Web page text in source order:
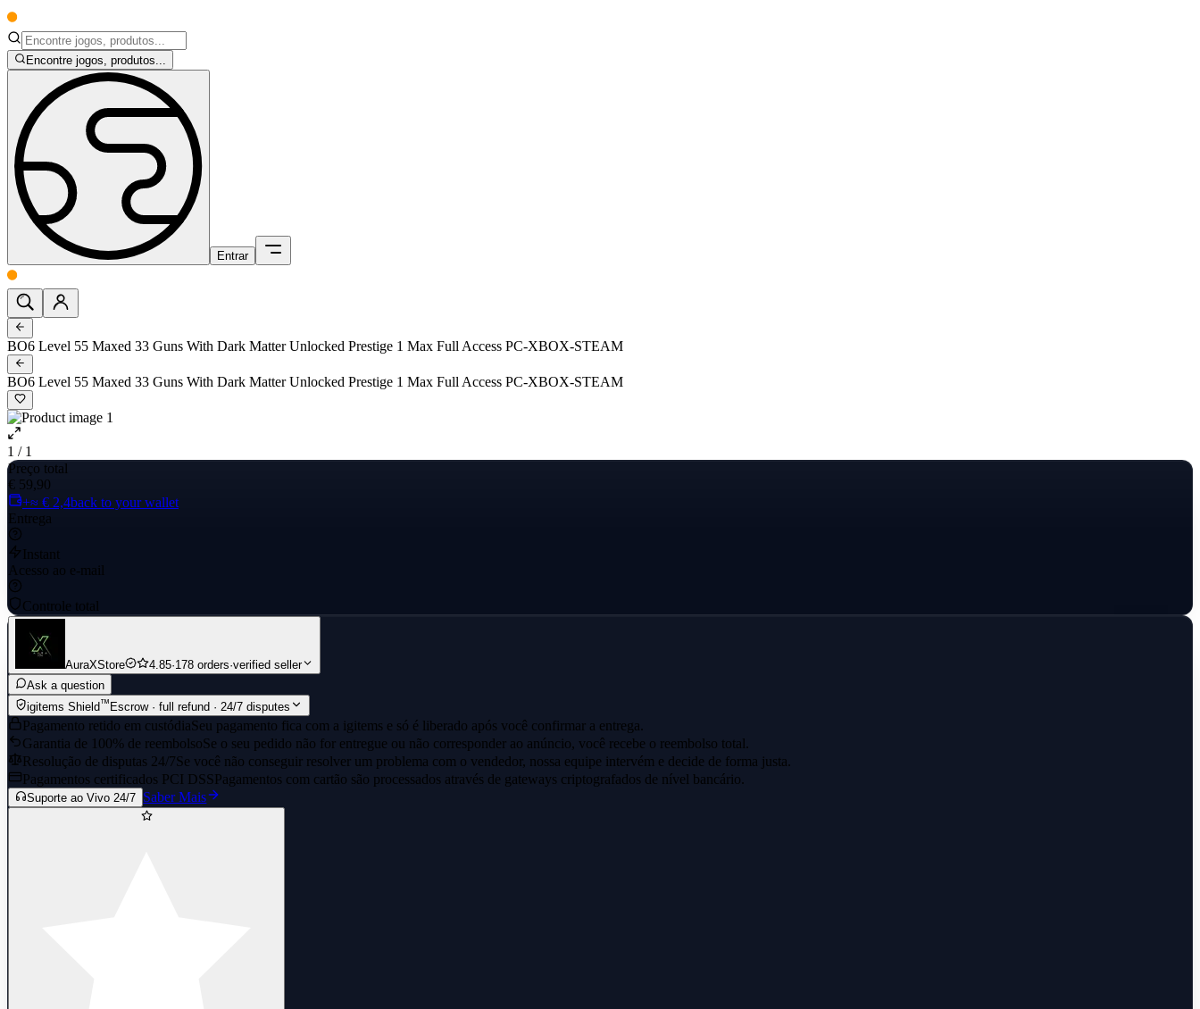
Encontre jogos, produtos...
Entrar
BO6 Level 55 Maxed 33 Guns With Dark Matter Unlocked Prestige 1 Max Full Access PC-XBOX-STEAM
BO6 Level 55 Maxed 33 Guns With Dark Matter Unlocked Prestige 1 Max Full Access PC-XBOX-STEAM
1 / 1
Preço total
€ 59,90
+≈ € 2,4back to your wallet
Entrega
Instant
Acesso ao e-mail
Controle total
AuraXStore 4.85·178 orders·verified seller
Ask a question
igitems Shield™Escrow · full refund · 24/7 disputes
Pagamento retido em custódiaSeu pagamento fica com a igitems e só é liberado após você confirmar a entrega.
Garantia de 100% de reembolsoSe o seu pedido não for entregue ou não corresponder ao anúncio, você recebe o reembolso total.
Resolução de disputas 24/7Se você não conseguir resolver um problema com o vendedor, nossa equipe intervém e decide de forma justa.
Pagamentos certificados PCI DSSPagamentos com cartão são processados através de gateways criptografados de nível bancário.
Suporte ao Vivo 24/7 Saber Mais